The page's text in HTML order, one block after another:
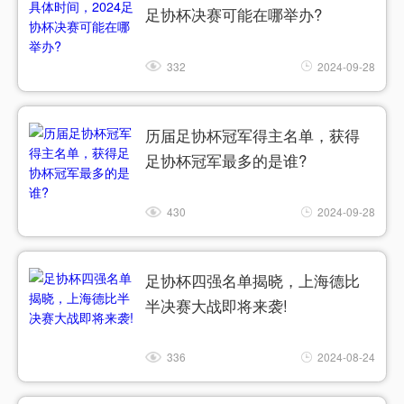
足协杯决赛可能在哪举办?
332 2024-09-28
历届足协杯冠军得主名单，获得
足协杯冠军最多的是谁?
430 2024-09-28
足协杯四强名单揭晓，上海德比
半决赛大战即将来袭!
336 2024-08-24